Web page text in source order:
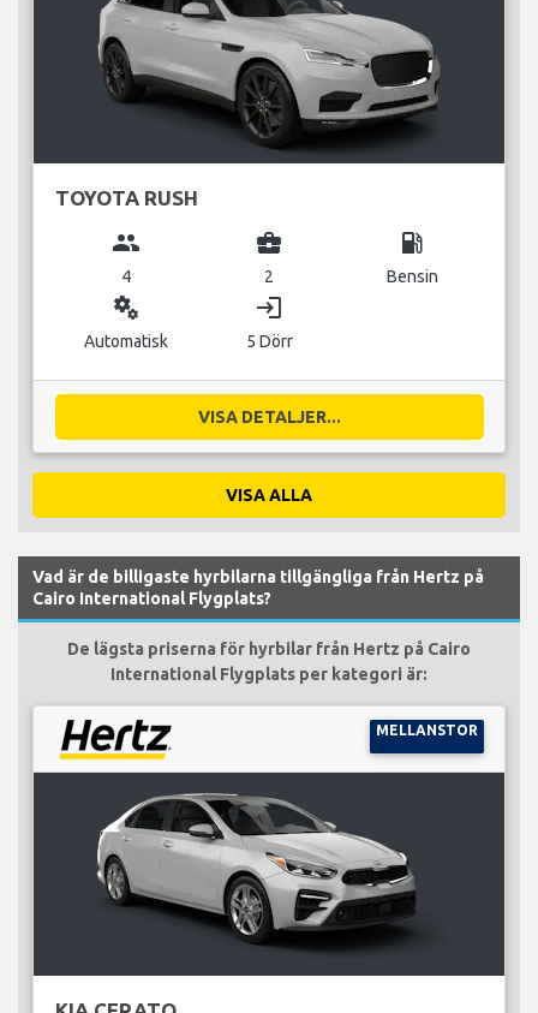
TOYOTA RUSH
group
4
business_center
2
local_gas_station
Bensin
miscellaneous_services
Automatisk
login
5 Dörr
VISA DETALJER...
VISA ALLA
Vad är de billigaste hyrbilarna tillgängliga från Hertz på
Cairo International Flygplats?
De lägsta priserna för hyrbilar från Hertz på Cairo
International Flygplats per kategori är:
MELLANSTOR